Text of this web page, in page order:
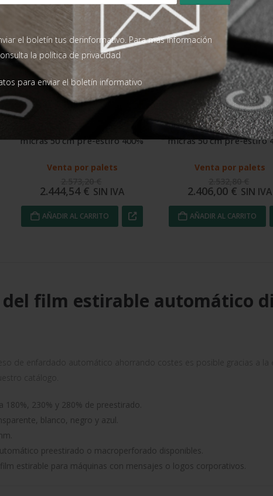
el boletín tus derinformativo. Para más información
la política de privacidad
para enviar el boletín informativo
micras 50 cm pre-estiro 400%
Venta por palets
2.444,54 € SIN IVA
AÑADIR AL CARRITO
Film estirable
micras 50 cm pre-estiro
Venta por palets
2.406,00 € SIN IVA
AÑADIR AL CARRITO
film estirable automático
de enfardado automático ahorrando costes es posible gracias a la
catálogo.
180%, 230% y 280% de preestirado.
blanco, negro y azul.
preestirado o macroperforado disponibles.
estirable para máquinas con mensajes o logos corporativos.